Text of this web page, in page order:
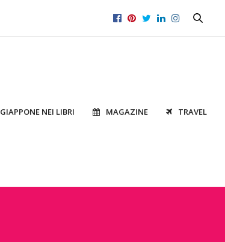
GIAPPONE NEI LIBRI MAGAZINE TRAVEL